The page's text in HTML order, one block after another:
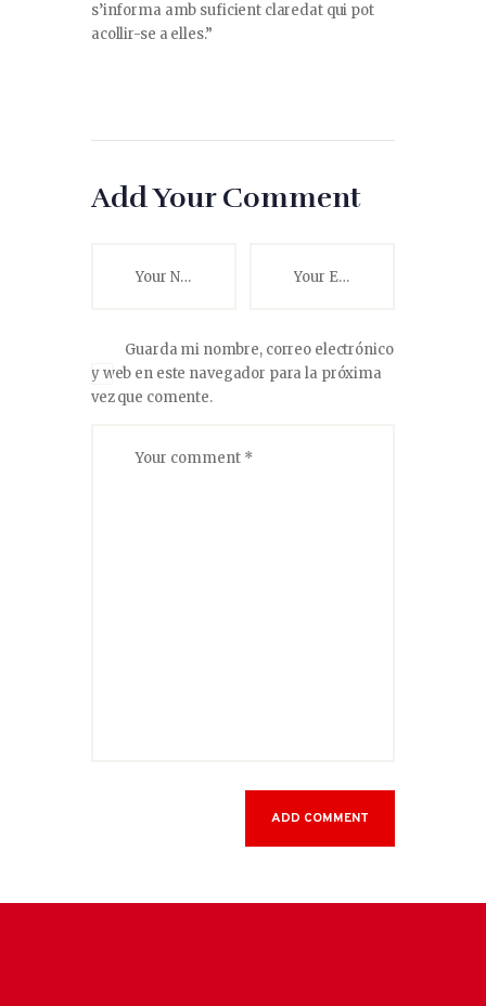
s’informa amb suficient claredat qui pot
acollir-se a elles.”
Add Your Comment
Guarda mi nombre, correo electrónico
y web en este navegador para la próxima
vez que comente.